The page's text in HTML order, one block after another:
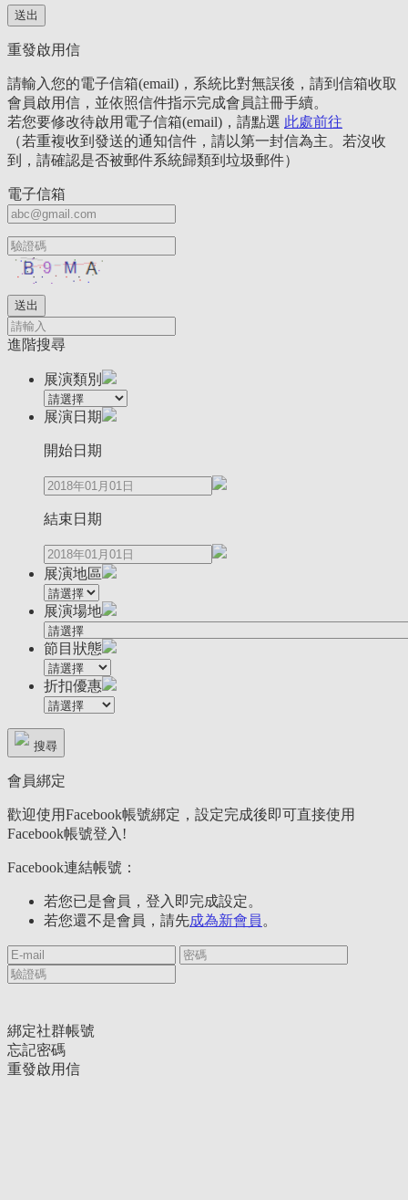
重發啟用信
請輸入您的電子信箱(email)，系統比對無誤後，請到信箱收取
會員啟用信，並依照信件指示完成會員註冊手續。
若您要修改待啟用電子信箱(email)，請點選 此處前往
（若重複收到發送的通知信件，請以第一封信為主。若沒收
到，請確認是否被郵件系統歸類到垃圾郵件）
電子信箱
進階搜尋
展演類別
展演日期
開始日期
結束日期
展演地區
展演場地
節目狀態
折扣優惠
搜尋
會員綁定
歡迎使用Facebook帳號綁定，設定完成後即可直接使用
Facebook帳號登入!
Facebook連結帳號：
若您已是會員，登入即完成設定。
若您還不是會員，請先成為新會員 。
綁定社群帳號
忘記密碼
重發啟用信